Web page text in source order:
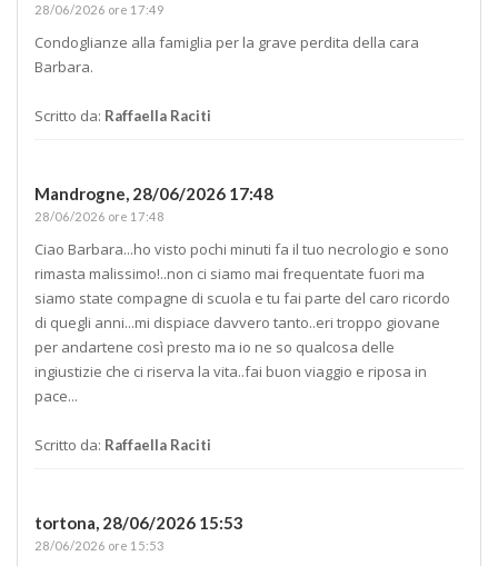
28/06/2026 ore 17:49
Condoglianze alla famiglia per la grave perdita della cara
Barbara.
Scritto da: Raffaella Raciti
Mandrogne, 28/06/2026 17:48
28/06/2026 ore 17:48
Ciao Barbara...ho visto pochi minuti fa il tuo necrologio e sono
rimasta malissimo!..non ci siamo mai frequentate fuori ma
siamo state compagne di scuola e tu fai parte del caro ricordo
di quegli anni...mi dispiace davvero tanto..eri troppo giovane
per andartene così presto ma io ne so qualcosa delle
ingiustizie che ci riserva la vita..fai buon viaggio e riposa in
pace...
Scritto da: Raffaella Raciti
tortona, 28/06/2026 15:53
28/06/2026 ore 15:53